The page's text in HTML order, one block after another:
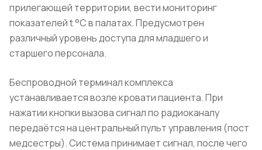
прилегающей территории, вести мониторинг
показателей t °C в палатах. Предусмотрен
различный уровень доступа для младшего и
старшего персонала.
Беспроводной терминал комплекса
устанавливается возле кровати пациента. При
нажатии кнопки вызова сигнал по радиоканалу
передаётся на центральный пульт управления (пост
медсестры). Система принимает сигнал, после чего